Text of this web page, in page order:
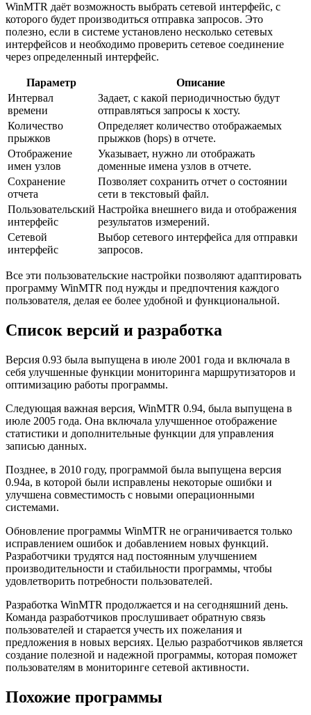
WinMTR даёт возможность выбрать сетевой интерфейс, с
которого будет производиться отправка запросов. Это
полезно, если в системе установлено несколько сетевых
интерфейсов и необходимо проверить сетевое соединение
через определенный интерфейс.
Параметр
Описание
Интервал
времени
Задает, с какой периодичностью будут
отправляться запросы к хосту.
Количество
прыжков
Определяет количество отображаемых
прыжков (hops) в отчете.
Отображение
имен узлов
Указывает, нужно ли отображать
доменные имена узлов в отчете.
Сохранение
отчета
Позволяет сохранить отчет о состоянии
сети в текстовый файл.
Пользовательский
интерфейс
Настройка внешнего вида и отображения
результатов измерений.
Сетевой
интерфейс
Выбор сетевого интерфейса для отправки
запросов.
Все эти пользовательские настройки позволяют адаптировать
программу WinMTR под нужды и предпочтения каждого
пользователя, делая ее более удобной и функциональной.
Список версий и разработка
Версия 0.93 была выпущена в июле 2001 года и включала в
себя улучшенные функции мониторинга маршрутизаторов и
оптимизацию работы программы.
Следующая важная версия, WinMTR 0.94, была выпущена в
июле 2005 года. Она включала улучшенное отображение
статистики и дополнительные функции для управления
записью данных.
Позднее, в 2010 году, программой была выпущена версия
0.94a, в которой были исправлены некоторые ошибки и
улучшена совместимость с новыми операционными
системами.
Обновление программы WinMTR не ограничивается только
исправлением ошибок и добавлением новых функций.
Разработчики трудятся над постоянным улучшением
производительности и стабильности программы, чтобы
удовлетворить потребности пользователей.
Разработка WinMTR продолжается и на сегодняшний день.
Команда разработчиков прослушивает обратную связь
пользователей и старается учесть их пожелания и
предложения в новых версиях. Целью разработчиков является
создание полезной и надежной программы, которая поможет
пользователям в мониторинге сетевой активности.
Похожие программы